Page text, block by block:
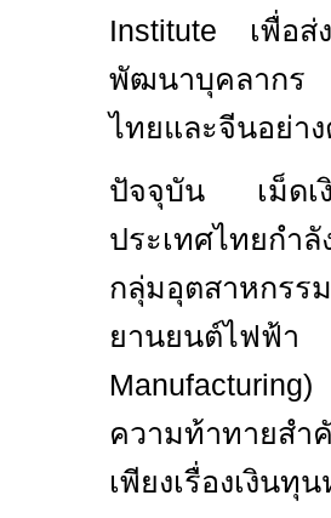
Institute เพื่อ
พัฒนาบุคลากร
ไทยและจีนอย่าง
ปัจจุบัน เม็ดเงิ
ประเทศไทยกำ
กลุ่มอุตสาหกรร
ยานยนต์ไฟฟ้
Manufacturing)
ความท้าทายสำ
เพียงเรื่องเงิน